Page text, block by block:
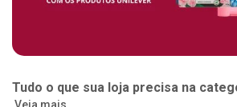
Tudo o que sua loja precisa na
Veja mais